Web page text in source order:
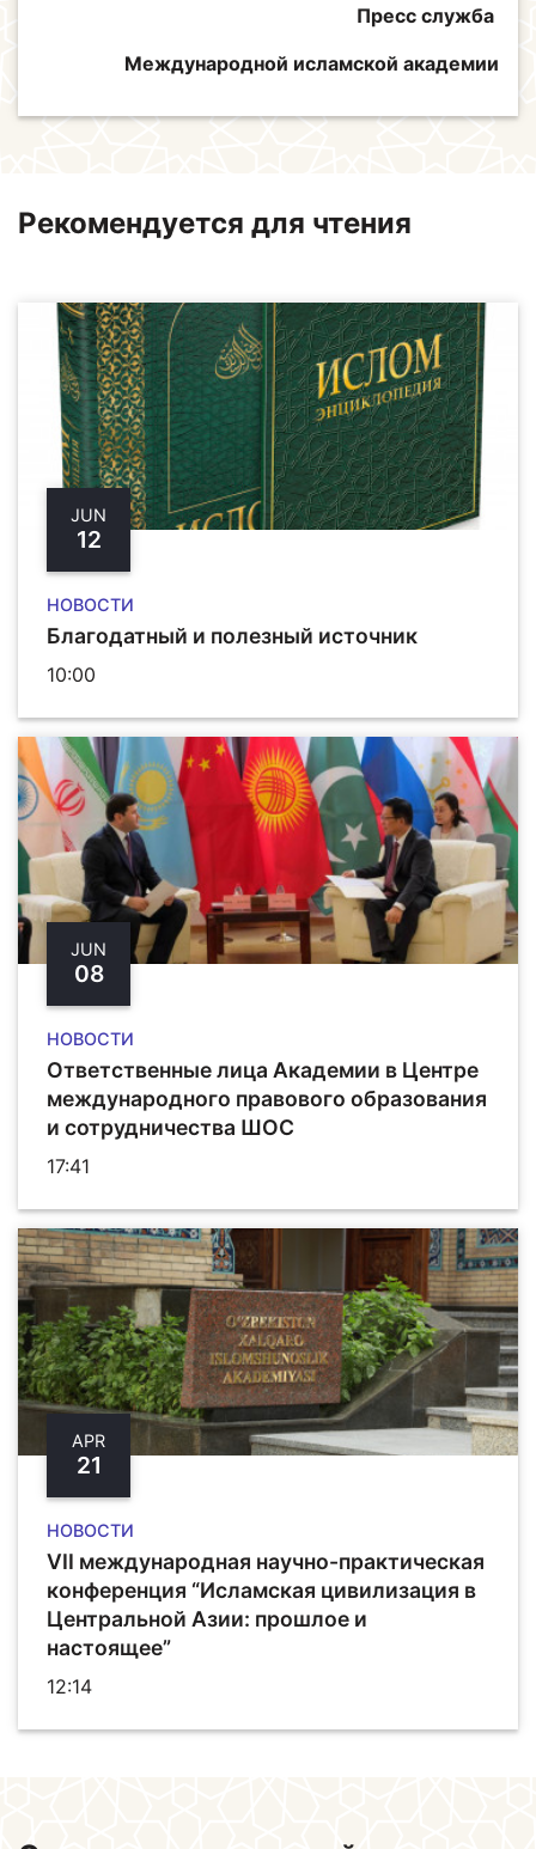
Пресс служба
Международной исламской академии
Рекомендуется для чтения
JUN
12
НОВОСТИ
Благодатный и полезный источник
10:00
JUN
08
НОВОСТИ
Ответственные лица Академии в Центре
международного правового образования
и сотрудничества ШОС
17:41
APR
21
НОВОСТИ
VII международная научно-практическая
конференция “Исламская цивилизация в
Центральной Азии: прошлое и
настоящее”
12:14